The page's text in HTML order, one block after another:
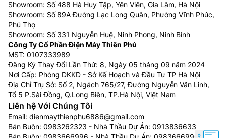
Showroom: Số 488 Hà Huy Tập, Yên Viên, Gia Lâm, Hà Nội
Showroom: Số 89A Đường Lạc Long Quân, Phường Vĩnh Phúc,
Phú Thọ
Showroom: Số 331 Nguyễn Huệ, Ninh Phong, Ninh Bình
Công Ty Cổ Phần Điện Máy Thiên Phú
MST: 0107333989
Đăng Ký Thay Đổi Lần Thứ: 8, Ngày 05 tháng 09 năm 2024
Nơi Cấp: Phòng DKKD - Sở Kế Hoạch và Đầu Tư TP Hà Nội
Địa Chỉ Trụ Sở: Số 2, Ngách 765/27, Đường Nguyễn Văn Linh,
Tổ 5 P.Sài Đồng, Q.Long Biên, TP.Hà Nội, Việt Nam
Liên hệ Với Chúng Tôi
Email: dienmaythienphu6886@gmail.com
Bán Buôn: 0983262323 - Nhà Thầu Dự Án: 0913836633